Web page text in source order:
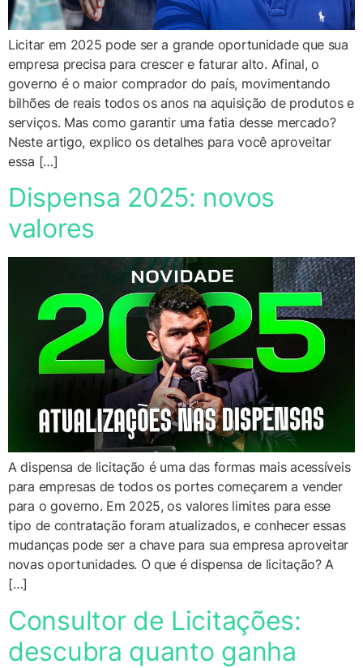
Licitar em 2025 pode ser a grande oportunidade que sua
empresa precisa para crescer e faturar alto. Afinal, o
governo é o maior comprador do país, movimentando
bilhões de reais todos os anos na aquisição de produtos e
serviços. Mas como garantir uma fatia desse mercado?
Neste artigo, explico os detalhes para você aproveitar
essa […]
Dispensa 2025: novos
valores
A dispensa de licitação é uma das formas mais acessíveis
para empresas de todos os portes começarem a vender
para o governo. Em 2025, os valores limites para esse
tipo de contratação foram atualizados, e conhecer essas
mudanças pode ser a chave para sua empresa aproveitar
novas oportunidades. O que é dispensa de licitação? A
[…]
Consultor de Licitações:
descubra quanto ganha